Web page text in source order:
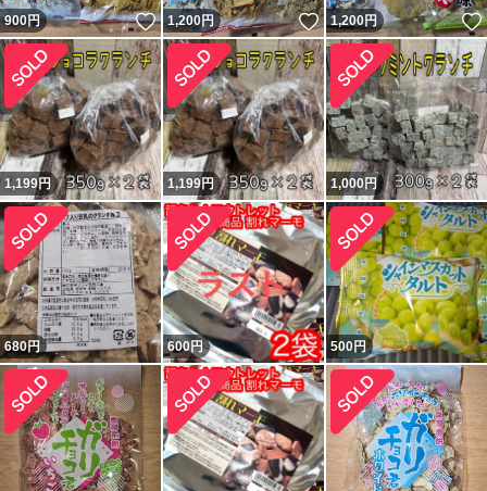
900円 いいね！
1,200円 いいね！
1,200円
1,199円 1,199円 1,000円
680円 600円 500円